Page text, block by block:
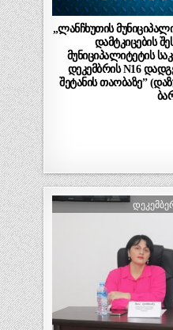
„ლანჩხუთის
დამტკიცების
მუნიციპალიტეტის
დეკემბრის N16
შეტანის თაობაზე”